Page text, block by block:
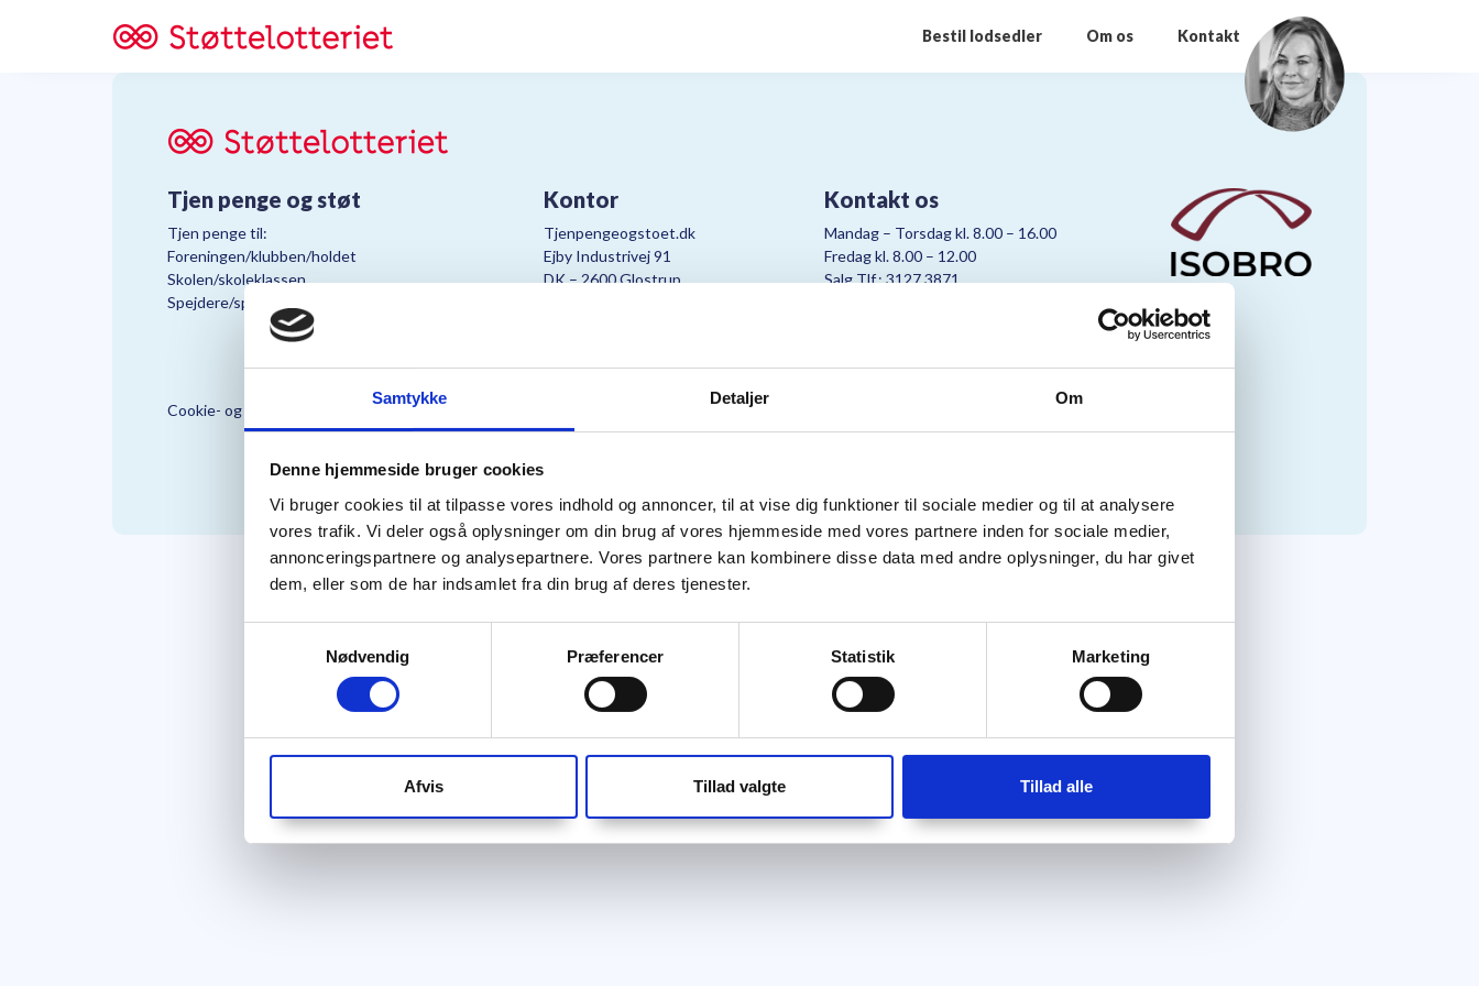
Samtykke Detaljer Om
Denne hjemmeside bruger cookies
Vi bruger cookies til at tilpasse vores indhold og annoncer, til at vise dig funktioner til sociale medier og til at analysere
vores trafik. Vi deler også oplysninger om din brug af vores hjemmeside med vores partnere inden for sociale medier,
annonceringspartnere og analysepartnere. Vores partnere kan kombinere disse data med andre oplysninger, du har givet
dem, eller som de har indsamlet fra din brug af deres tjenester.
Nødvendig
Præferencer Statistik Marketing
Afvis Tillad valgte Tillad alle
Bestil lodsedler Om os Kontakt
Tjen penge og støt
Tjen penge til:
Foreningen/klubben/holdet
Skolen/skoleklassen
Spejdere/spejdergruppen/FDF’ere, m.fl.
Kontor
Tjenpengeogstoet.dk
Ejby Industrivej 91
DK – 2600 Glostrup
Kontakt os
Mandag – Torsdag kl. 8.00 – 16.00
Fredag kl. 8.00 – 12.00
Salg Tlf.: 3127 3871
Cookie- og Persondatapolitik